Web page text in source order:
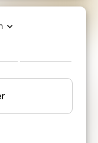
de
s'ouvre dès
an* ?
de toi qui
toi?